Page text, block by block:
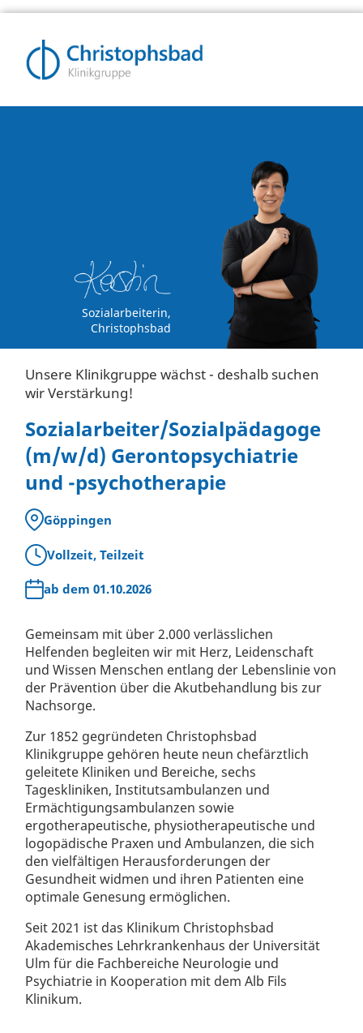
Sozialarbeiterin,
Christophsbad
Unsere Klinikgruppe wächst - deshalb suchen
wir Verstärkung!
Sozialarbeiter/Sozialpädagoge
(m/w/d) Gerontopsychiatrie
und -psychotherapie
Göppingen
Vollzeit, Teilzeit
ab dem 01.10.2026
Gemeinsam mit über 2.000 verlässlichen
Helfenden begleiten wir mit Herz, Leidenschaft
und Wissen Menschen entlang der Lebenslinie von
der Prävention über die Akutbehandlung bis zur
Nachsorge.
Zur 1852 gegründeten Christophsbad
Klinikgruppe gehören heute neun chefärztlich
geleitete Kliniken und Bereiche, sechs
Tageskliniken, Institutsambulanzen und
Ermächtigungsambulanzen sowie
ergotherapeutische, physiotherapeutische und
logopädische Praxen und Ambulanzen, die sich
den vielfältigen Herausforderungen der
Gesundheit widmen und ihren Patienten eine
optimale Genesung ermöglichen.
Seit 2021 ist das Klinikum Christophsbad
Akademisches Lehrkrankenhaus der Universität
Ulm für die Fachbereiche Neurologie und
Psychiatrie in Kooperation mit dem Alb Fils
Klinikum.